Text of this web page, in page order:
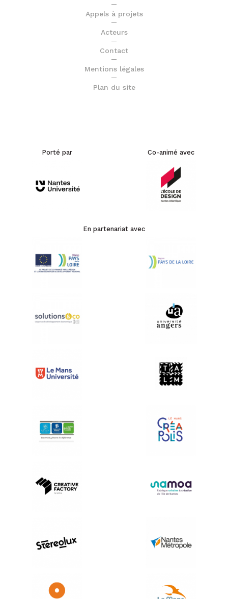
Appels à projets
Acteurs
Contact
Mentions légales
Plan du site
Porté par Co-animé avec
En partenariat avec